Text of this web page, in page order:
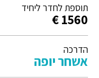
תוספת לחדר ליחיד
1560 €
הדרכה
אשחר יופה